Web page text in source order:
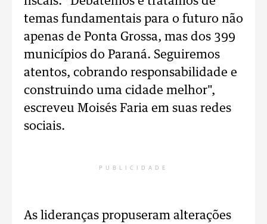
temas fundamentais para o futuro não
apenas de Ponta Grossa, mas dos 399
municípios do Paraná. Seguiremos
atentos, cobrando responsabilidade e
construindo uma cidade melhor",
escreveu Moisés Faria em suas redes
sociais.
PUBLICIDADE
As lideranças propuseram alterações